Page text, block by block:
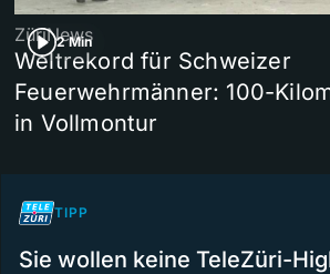
2 Min
ZüriNews
Weltrekord für Schweizer
Feuerwehrmänner: 100-
in Vollmontur
TIPP
Sie wollen keine TeleZüri-